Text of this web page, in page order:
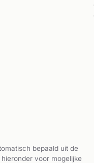
bepaald uit de
voor mogelijke